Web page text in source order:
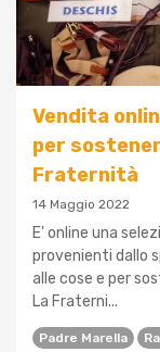
Vendita
per
Fraternità
14 Maggio 2022
E' online una
provenienti dallo
alle cose e per
La Fraterni...
Padre Marella